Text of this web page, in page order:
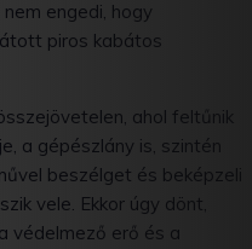
engedi, hogy
piros kabátos
ahol feltűnik
a gépészlány is, szintén
beszélget és beképzeli
vele. Ekkor úgy dönt,
védelmező erő és a